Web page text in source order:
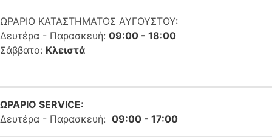
ΩΡΑΡΙΟ ΚΑΤΑΣΤΗΜΑΤΟΣ ΑΥΓΟΥΣΤΟΥ:
Δευτέρα - Παρασκευή: 09:00 - 18:00
Σάββατο: Κλειστά
ΩΡΑΡΙΟ SERVICE:
Δευτέρα - Παρασκευή: 09:00 - 17:00